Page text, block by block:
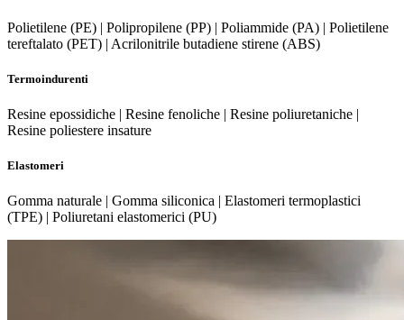
Polietilene (PE) | Polipropilene (PP) | Poliammide (PA) | Polietilene
tereftalato (PET) | Acrilonitrile butadiene stirene (ABS)
Termoindurenti
Resine epossidiche | Resine fenoliche | Resine poliuretaniche |
Resine poliestere insature
Elastomeri
Gomma naturale | Gomma siliconica | Elastomeri termoplastici
(TPE) | Poliuretani elastomerici (PU)